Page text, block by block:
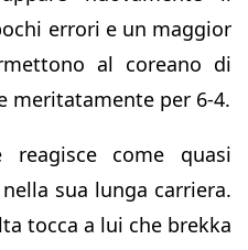
errori e un maggior
al coreano di
meritatamente per 6-4.
come quasi
sua lunga carriera.
tocca a lui che brekka